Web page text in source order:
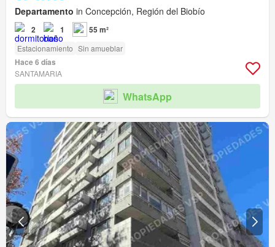
Departamento in Concepción, Región del Biobío
2 1 55 m²
Estacionamiento Sin amueblar
Hace 6 días
SANTAMARIA
WhatsApp